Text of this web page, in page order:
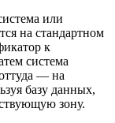
или
на стандартном
к
система
— на
базу данных,
зону.